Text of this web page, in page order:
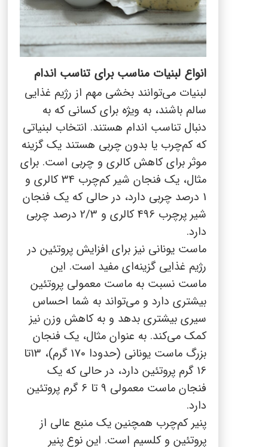
انواع لبنیات مناسب برای تناسب اندام
لبنیات می‌توانند بخشی مهم از رژیم غذایی
سالم باشند، به ویژه برای کسانی که به
دنبال تناسب اندام هستند. انتخاب لبنیاتی
که کم‌چرب یا بدون چربی هستند یک گزینه
موثر برای کاهش کالری و چربی است. برای
مثال، یک فنجان شیر کم‌چرب 34 کالری و
1 درصد چربی دارد، در حالی که یک فنجان
شیر پرچرب 496 کالری و 2/3 درصد چربی
دارد.
ماست یونانی نیز برای افزایش پروتئین در
رژیم غذایی گزینه‌ای مفید است. این
ماست نسبت به ماست معمولی پروتئین
بیشتری دارد و می‌تواند به شما احساس
سیری بیشتری بدهد و به کاهش وزن نیز
کمک می‌کند. به عنوان مثال، یک فنجان
بزرگ ماست یونانی (حدودا 170 گرم)، 13تا
16 گرم پروتئین دارد، در حالی که یک
فنجان ماست معمولی 9 تا 6 گرم پروتئین
دارد.
پنیر کم‌چرب همچنین یک منبع عالی از
پروتئین و کلسیم است. این نوع پنیر